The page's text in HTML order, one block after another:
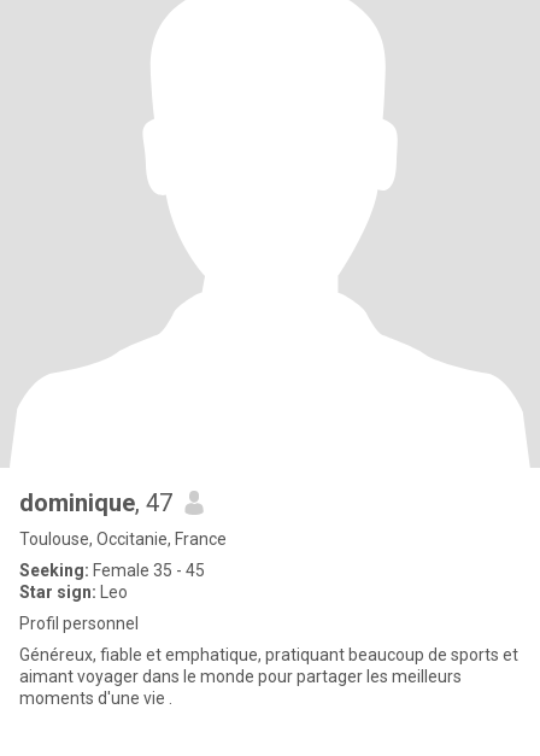
dominique, 47
Toulouse, Occitanie, France
Seeking: Female 35 - 45
Star sign: Leo
Profil personnel
Généreux, fiable et emphatique, pratiquant beaucoup de sports et
aimant voyager dans le monde pour partager les meilleurs
moments d'une vie .